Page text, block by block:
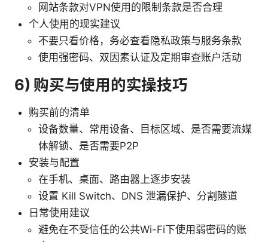
网站条款对VPN使用的限制条款是否合理
个人使用的现实建议
不要只看价格，务必查看隐私政策与服务条款
使用强密码、双因素认证及定期审查账户活动
6) 购买与使用的实操技巧
购买前的清单
设备数量、常用设备、目标区域、是否需要流媒
体解锁、是否需要P2P
安装与配置
在手机、桌面、路由器上逐步安装
设置 Kill Switch、DNS 泄漏保护、分割隧道
日常使用建议
避免在不受信任的公共Wi-Fi下使用弱密码的账